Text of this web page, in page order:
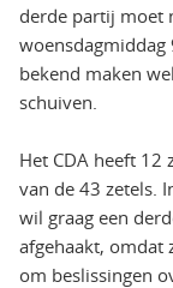
derde partij moet
bekend maken
schuiven.
Het CDA heeft 12
van de 43 zetels.
wil graag een
afgehaakt, omdat
om beslissingen